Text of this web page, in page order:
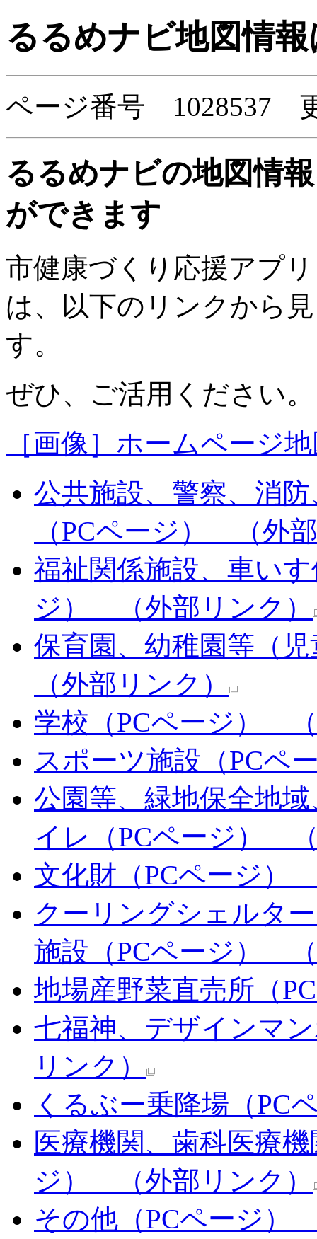
るるめナビ地図情
ページ番号 1028537
るるめナビの地図情
ができます
市健康づくり応援アプ
は、以下のリンクから
す。
ぜひ、ご活用ください。
［画像］ホームページ
公共施設、警察、消
（PCページ）
（外
福祉関係施設、車い
ジ）
（外部リンク）
保育園、幼稚園等（
（外部リンク）
学校（PCページ）
（
スポーツ施設（PCペ
公園等、緑地保全地
イレ（PCページ）
（
文化財（PCページ）
クーリングシェルタ
施設（PCページ）
（
地場産野菜直売所（
七福神、デザインマ
リンク）
くるぶー乗降場（PC
医療機関、歯科医療
ジ）
（外部リンク）
その他（PCページ）